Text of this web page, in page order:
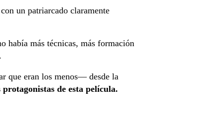
un patriarcado claramente
había más técnicas, más formación
que eran los menos— desde la
de esta película.